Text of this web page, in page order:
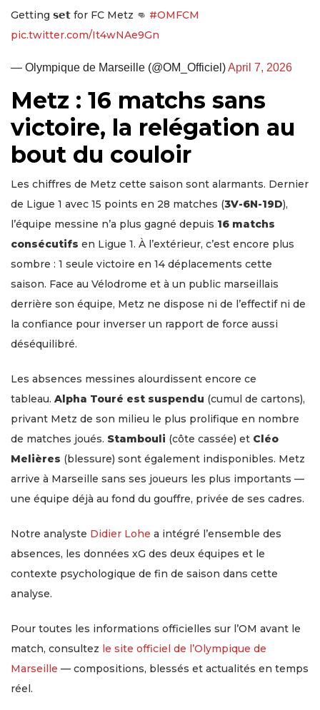
Getting 𝘀𝗲𝘁 for FC Metz 👊 #OMFCM
pic.twitter.com/It4wNAe9Gn
— Olympique de Marseille (@OM_Officiel)April 7, 2026
Metz : 16 matchs sans
victoire, la relégation au
bout du couloir
Les chiffres de Metz cette saison sont alarmants. Dernier
de Ligue 1 avec 15 points en 28 matches (3V-6N-19D),
l’équipe messine n’a plus gagné depuis 16 matchs
consécutifs en Ligue 1. À l’extérieur, c’est encore plus
sombre : 1 seule victoire en 14 déplacements cette
saison. Face au Vélodrome et à un public marseillais
derrière son équipe, Metz ne dispose ni de l’effectif ni de
la confiance pour inverser un rapport de force aussi
déséquilibré.
Les absences messines alourdissent encore ce
tableau. Alpha Touré est suspendu (cumul de cartons),
privant Metz de son milieu le plus prolifique en nombre
de matches joués. Stambouli (côte cassée) et Cléo
Melières (blessure) sont également indisponibles. Metz
arrive à Marseille sans ses joueurs les plus importants —
une équipe déjà au fond du gouffre, privée de ses cadres.
Notre analyste Didier Lohe a intégré l’ensemble des
absences, les données xG des deux équipes et le
contexte psychologique de fin de saison dans cette
analyse.
Pour toutes les informations officielles sur l’OM avant le
match, consultez le site officiel de l’Olympique de
Marseille — compositions, blessés et actualités en temps
réel.